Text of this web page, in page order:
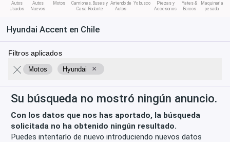
Autos
Usados
Autos
Nuevos
Motos
Camiones, Buses y
Casa Rodante
Arriendo de
Autos
Yo busco
Piezas y
Accesorios
Yates &
Barcos
Maquinaria
pesada
Hyundai Accent en Chile
Filtros aplicados
Motos Hyundai ×
Su búsqueda no mostró ningún anuncio.
Con los datos que nos has aportado, la búsqueda
solicitada no ha obtenido ningún resultado.
Puedes intentarlo de nuevo introduciendo nuevos datos